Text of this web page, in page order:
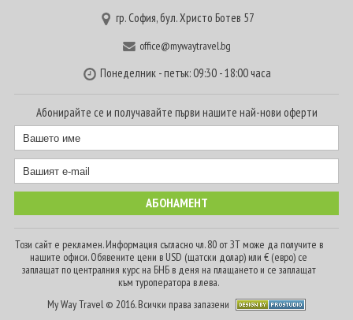
гр. София, бул. Христо Ботев 57
office@mywaytravel.bg
Понеделник - петък: 09:30 - 18:00 часа
Абонирайте се и получавайте първи нашите най-нови оферти
Този сайт е рекламен. Информация съгласно чл. 80 от ЗТ може да получите в
нашите офиси. Обявените цени в USD (щатски долар) или € (евро) се
заплащат по централния курс на БНБ в деня на плащането и се заплащат
към туроператора в лева.
My Way Travel © 2016. Всички права запазени